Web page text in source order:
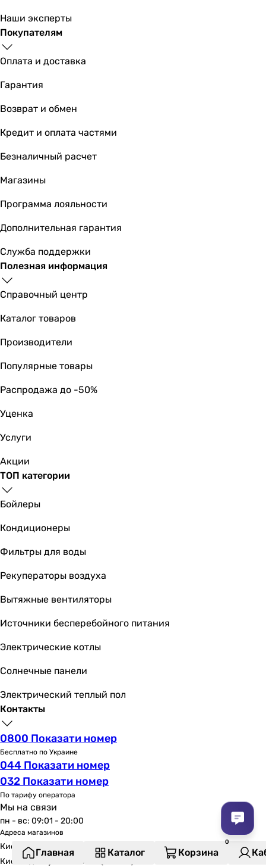
Наши эксперты
Покупателям
Оплата и доставка
Гарантия
Возврат и обмен
Кредит и оплата частями
Безналичный расчет
Магазины
Программа лояльности
Дополнительная гарантия
Служба поддержки
Полезная информация
Справочный центр
Каталог товаров
Производители
Популярные товары
Распродажа до -50%
Уценка
Услуги
Акции
ТОП категории
Бойлеры
Кондиционеры
Фильтры для воды
Рекуператоры воздуха
Вытяжные вентиляторы
Источники бесперебойного питания
Электрические котлы
Солнечные панели
Электрический теплый пол
Контакты
0800 Показати номер
Бесплатно по Украине
044 Показати номер
032 Показати номер
По тарифу оператора
Мы на связи
пн - вс: 09:01 - 20:00
Адреса магазинов
Киев, Всеволода Змиенко, 21
Киев, Здолбуновская 7 Г (NOVUS)
Главная Каталог Корзина